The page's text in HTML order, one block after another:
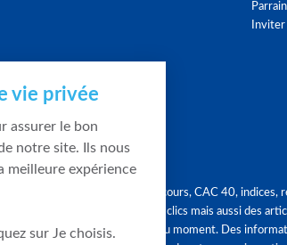
Graphique, cours, CAC 40,
en quelques clics mais aussi des
tendances du moment. Des
vie privée
assurer le bon
notre site. Ils nous
meilleure expérience
sur Je choisis.